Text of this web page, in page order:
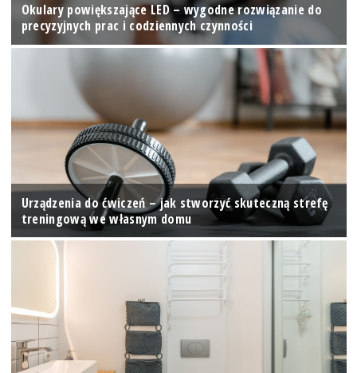
Okulary powiększające LED – wygodne rozwiązanie do
precyzyjnych prac i codziennych czynności
Urządzenia do ćwiczeń – jak stworzyć skuteczną strefę
treningową we własnym domu